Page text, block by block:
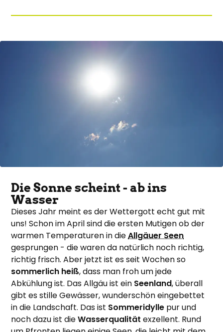
Die Sonne scheint - ab ins
Wasser
Dieses Jahr meint es der Wettergott echt gut mit
uns! Schon im April sind die ersten Mutigen ob der
warmen Temperaturen in dieAllgäuer Seen
gesprungen - die waren da natürlich noch richtig,
richtig frisch. Aber jetzt ist es seit Wochen so
sommerlich heiß, dass man froh um jede
Abkühlung ist. Das Allgäu ist ein Seenland, überall
gibt es stille Gewässer, wunderschön eingebettet
in die Landschaft. Das ist Sommeridylle pur und
noch dazu ist dieWasserqualität exzellent. Rund